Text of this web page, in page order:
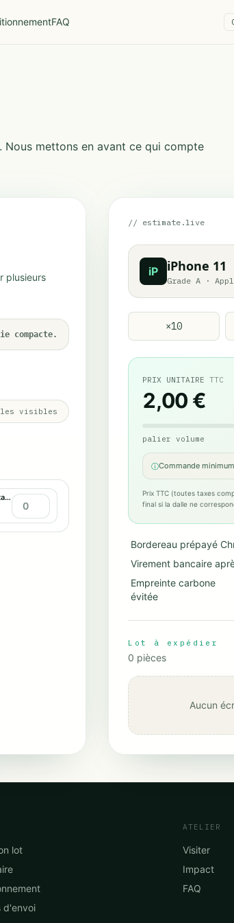
FAQ
mettons en avant ce qui compte
plusieurs
compacte.
visibles
Défauts / Problème tactile
// estimate.live
iP iPhone 11
Grade A ·
×10
PRIX UNITAIRE TTC
2,00 €
palier volume
ⓘCommande
Prix TTC (toutes taxes
final si la dalle ne
Bordereau prépayé
Virement bancaire
Empreinte carbone
évitée
Lot à expédier
0 pièces
Aucun
lot
d'envoi
ATELIER
Visiter
Impact
FAQ